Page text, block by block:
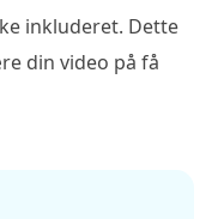
inkluderet. Dette
din video på få